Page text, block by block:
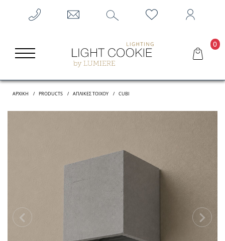
0
ΑΡΧΙΚΗ PRODUCTS ΑΠΛΊΚΕΣ ΤΟΊΧΟΥ CUBI